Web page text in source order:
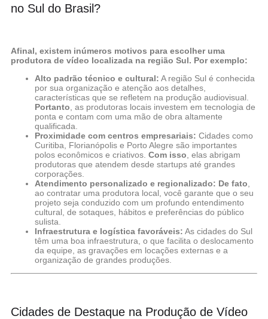
no Sul do Brasil?
Afinal, existem inúmeros motivos para escolher uma
produtora de vídeo localizada na região Sul. Por exemplo:
Alto padrão técnico e cultural: A região Sul é conhecida
por sua organização e atenção aos detalhes,
características que se refletem na produção audiovisual.
Portanto , as produtoras locais investem em tecnologia de
ponta e contam com uma mão de obra altamente
qualificada.
Proximidade com centros empresariais: Cidades como
Curitiba, Florianópolis e Porto Alegre são importantes
polos econômicos e criativos. Com isso , elas abrigam
produtoras que atendem desde startups até grandes
corporações.
Atendimento personalizado e regionalizado: De fato
ao contratar uma produtora local, você garante que o seu
projeto seja conduzido com um profundo entendimento
cultural, de sotaques, hábitos e preferências do público
sulista.
Infraestrutura e logística favoráveis: As cidades do Sul
têm uma boa infraestrutura, o que facilita o deslocamento
da equipe, as gravações em locações externas e a
organização de grandes produções.
Cidades de Destaque na Produção de Vídeo